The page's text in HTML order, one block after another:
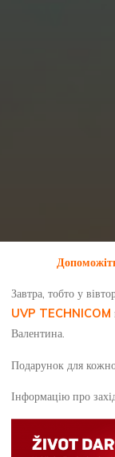
Завтра, тобто у
UVP TECHNICOM
Валентина.
Подарунок для
Інформацію про